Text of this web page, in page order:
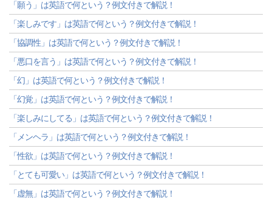
「願う」は英語で何という？例文付きで解説！
「楽しみです」は英語で何という？例文付きで解説！
「協調性」は英語で何という？例文付きで解説！
「悪口を言う」は英語で何という？例文付きで解説！
「幻」は英語で何という？例文付きで解説！
「幻覚」は英語で何という？例文付きで解説！
「楽しみにしてる」は英語で何という？例文付きで解説！
「メンヘラ」は英語で何という？例文付きで解説！
「性欲」は英語で何という？例文付きで解説！
「とても可愛い」は英語で何という？例文付きで解説！
「虚無」は英語で何という？例文付きで解説！